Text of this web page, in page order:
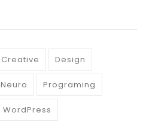
Creative Design
Neuro Programing
WordPress